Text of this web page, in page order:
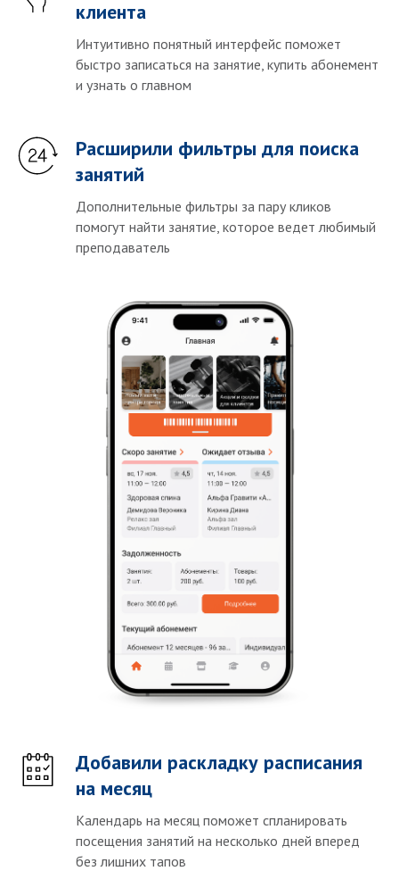
клиента
Интуитивно понятный интерфейс поможет
быстро записаться на занятие, купить абонемент
и узнать о главном
Расширили фильтры для поиска
занятий
Дополнительные фильтры за пару кликов
помогут найти занятие, которое ведет любимый
преподаватель
Добавили раскладку расписания
на месяц
Календарь на месяц поможет спланировать
посещения занятий на несколько дней вперед
без лишних тапов